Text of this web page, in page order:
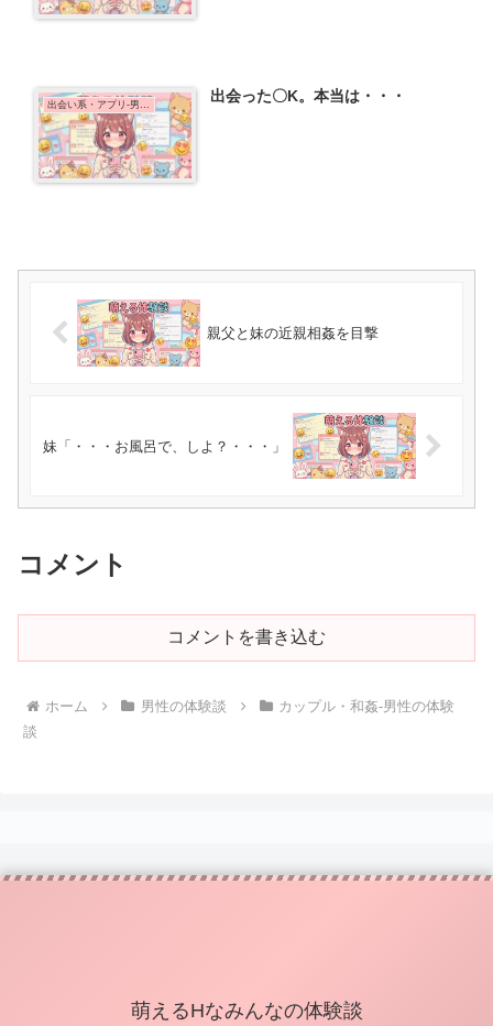
出会った〇K。本当は・・・
親父と妹の近親相姦を目撃
妹「・・・お風呂で、しよ？・・・」
コメント
コメントを書き込む
ホーム 男性の体験談
カップル・和姦-男性の体験
談
萌えるHなみんなの体験談